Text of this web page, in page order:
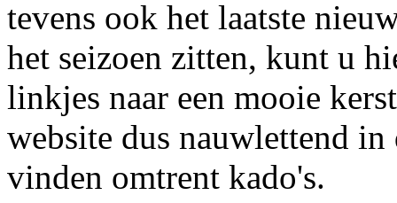
tevens ook het laatste
het seizoen zitten, kunt u
linkjes naar een mooie
website dus nauwlettend
vinden omtrent kado's.